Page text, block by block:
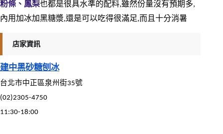
粉條、鳳梨也都是很具水準的配料,雖然份量沒有預期多,
內用加冰加黑糖漿,還是可以吃得很滿足,而且十分消暑
店家資訊
建中黑砂糖刨冰
台北市中正區泉州街35號
(02)2305-4750
11:30-18:00